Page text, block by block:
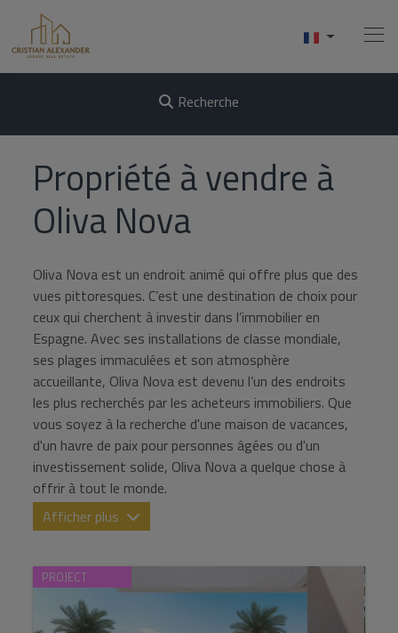
Acheter
Vendre
Services
À Propos De Nous
Contact
Recherche
Propriété à vendre à
Oliva Nova
Oliva Nova est un endroit animé qui offre plus que des
vues pittoresques. C’est une destination de choix pour
ceux qui cherchent à investir dans l’immobilier en
Espagne. Avec ses installations de classe mondiale,
ses plages immaculées et son atmosphère
accueillante, Oliva Nova est devenu l’un des endroits
les plus recherchés par les acheteurs immobiliers. Que
vous soyez à la recherche d'une maison de vacances,
d'un havre de paix pour personnes âgées ou d'un
investissement solide, Oliva Nova a quelque chose à
offrir à tout le monde.
Afficher plus
PROJECT